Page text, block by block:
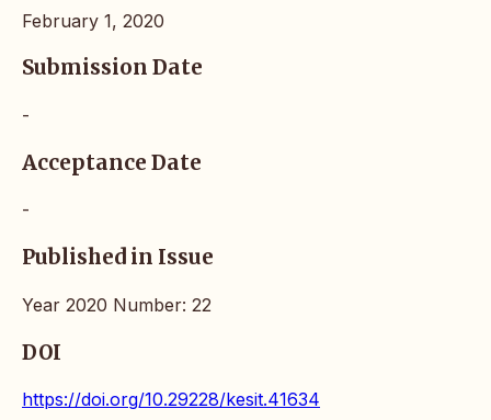
February 1, 2020
Submission Date
-
Acceptance Date
-
Published in Issue
Year 2020 Number: 22
DOI
https://doi.org/10.29228/kesit.41634